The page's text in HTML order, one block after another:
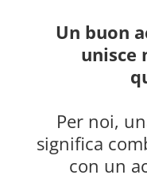
Un buon
unisce
Per noi,
significa
con un